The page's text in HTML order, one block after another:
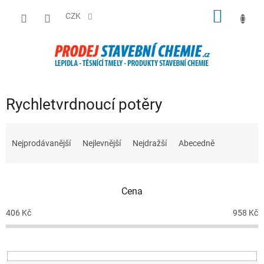
CZK
Rychletvrdnoucí potěry
p
r
o
u
Nejprodávanější Nejlevnější Nejdražší Abecedně
Cena
406 Kč 958 Kč